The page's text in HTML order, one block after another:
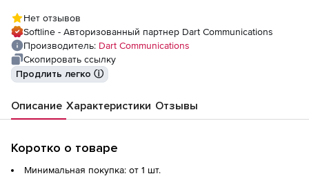
Нет отзывов
Softline - Авторизованный партнер Dart Communications
Производитель: Dart Communications
Скопировать ссылку
Продлить легко ⓘ
Описание Характеристики Отзывы
Коротко о товаре
Минимальная покупка: от 1 шт.